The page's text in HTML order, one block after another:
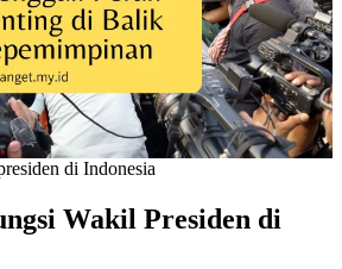
di Indonesia
Wakil Presiden di